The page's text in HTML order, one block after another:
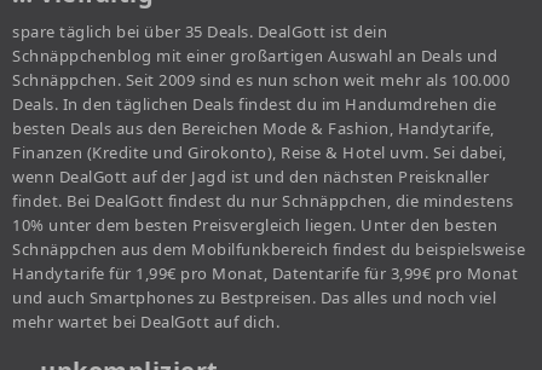
spare täglich bei über 35 Deals. DealGott ist dein
Schnäppchenblog mit einer großartigen Auswahl an Deals und
Schnäppchen. Seit 2009 sind es nun schon weit mehr als 100.000
Deals. In den täglichen Deals findest du im Handumdrehen die
besten Deals aus den Bereichen Mode & Fashion, Handytarife,
Finanzen (Kredite und Girokonto), Reise & Hotel uvm. Sei dabei,
wenn DealGott auf der Jagd ist und den nächsten Preisknaller
findet. Bei DealGott findest du nur Schnäppchen, die mindestens
10% unter dem besten Preisvergleich liegen. Unter den besten
Schnäppchen aus dem Mobilfunkbereich findest du beispielsweise
Handytarife für 1,99€ pro Monat, Datentarife für 3,99€ pro Monat
und auch Smartphones zu Bestpreisen. Das alles und noch viel
mehr wartet bei DealGott auf dich.